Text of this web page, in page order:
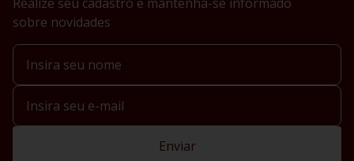
sobre novidades
Enviar